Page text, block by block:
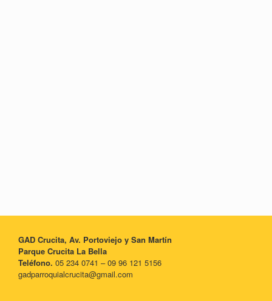
GAD Crucita, Av. Portoviejo y San Martín
Parque Crucita La Bella
Teléfono. 05 234 0741 – 09 96 121 5156
gadparroquialcrucita@gmail.com